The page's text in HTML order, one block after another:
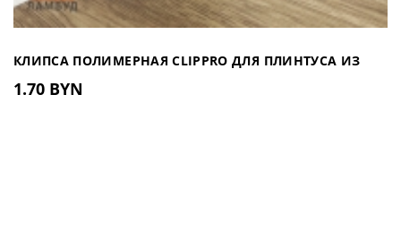
КЛИПСА ПОЛИМЕРНАЯ CLIPPRO ДЛЯ ПЛИНТУСА ИЗ
ДЮРОПОЛИМЕРА UHD
1.70 BYN